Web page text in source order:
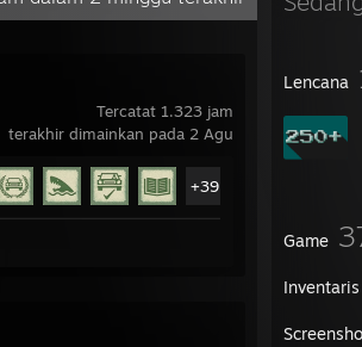
Lencana
Game
Inventaris
Tercatat 1.323 jam
terakhir dimainkan pada 2 Agu
+39